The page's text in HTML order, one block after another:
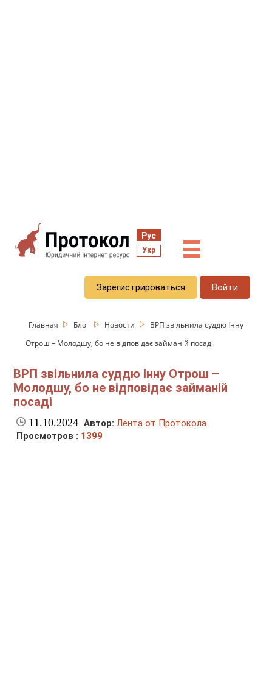
Рус
Укр ☰
Зарегистрироваться Войти
Главная Блог Новости
ВРП звільнила суддю Інну
Отрош – Молодшу, бо не відповідає займаній посаді
ВРП звільнила суддю Інну Отрош –
Молодшу, бо не відповідає займаній
посаді
11.10.2024 Автор: Лента от Протокола
Просмотров : 1399